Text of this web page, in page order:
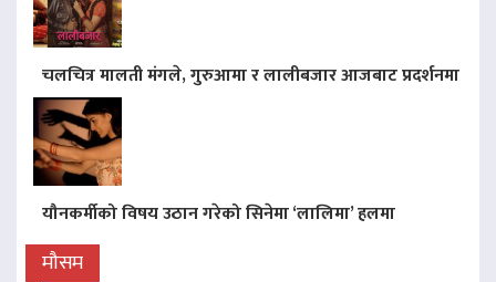
चलचित्र मालती मंगले, गुरुआमा र लालीबजार आजबाट प्रदर्शनमा
यौनकर्मीको विषय उठान गरेको सिनेमा ‘लालिमा’ हलमा
मौसम